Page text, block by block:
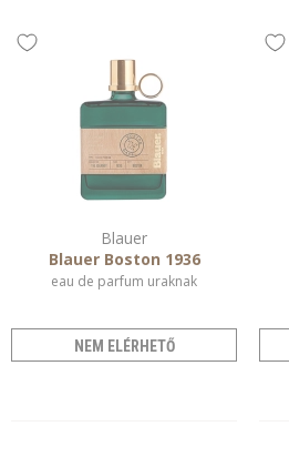
Blauer
Blauer Boston 1936
eau de parfum uraknak
NEM ELÉRHETŐ